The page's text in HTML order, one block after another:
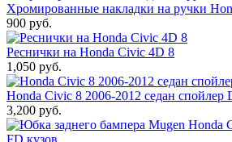
Хромированные накладки на ручки
900 руб.
Реснички на Honda Civic 4D 8
1,050 руб.
Honda Civic 8 2006-2012 седан спойлер
3,200 руб.